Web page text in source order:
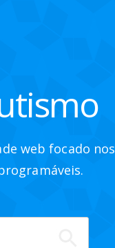
web focado nos